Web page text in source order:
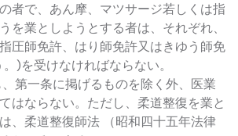
者で、あん摩、マツサージ若しくは指
を業としようとする者は、それぞれ、
圧師免許、はり師免許又はきゆう師免
)を受けなければならない。
第一条に掲げるものを除く外、医業
はならない。ただし、柔道整復を業と
、柔道整復師法 （昭和四十五年法律